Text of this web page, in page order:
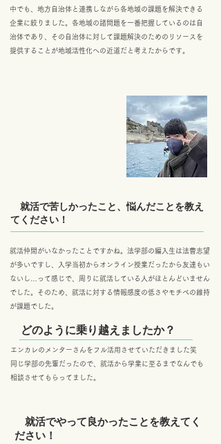
中でも、地方自治体と連携しながら各地域の課題を解決できる
企業に絞りました。各地域の諸問題を一番把握しているのは自
治体であり、その自治体に対して課題解決のためのリソースを
提供することが地域活性化への近道だと考えたからです。
就活で苦しかったこと、悩んだことを教え
てください！
​就活仲間がいなかったことですかね。法学部の編入生は法曹志望
が多いですし、入学当初からオンライン授業だったから友達もい
ないし…って感じで、周りに就活している人がほとんどいません
でした。そのため、就活に対する情報感度の低さやモチベの維持
が課題でした。
どのように乗り越えましたか？
エンカレのメンターさんをフル活用させていただきました笑
同じ学部の先輩だったので、就活から学業に至るまでなんでも
相談させてもらってました。
就活でやって良かったことを教えてく
ださい！